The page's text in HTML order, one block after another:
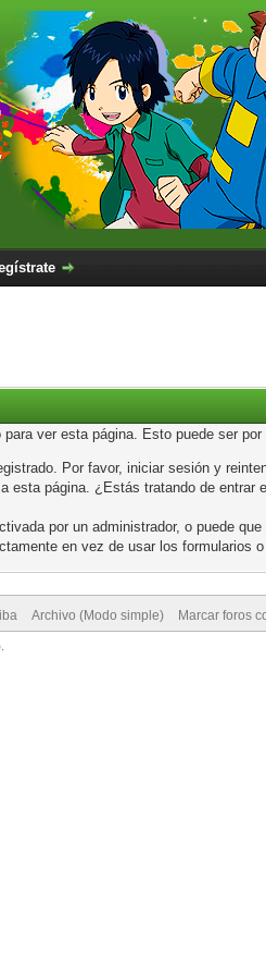
ver esta página. Esto puede ser
Por favor, iniciar sesión y
esta página. ¿Estás tratando de
por un administrador, o puede
en vez de usar los formularios
Archivo (Modo simple) Marcar foros
.